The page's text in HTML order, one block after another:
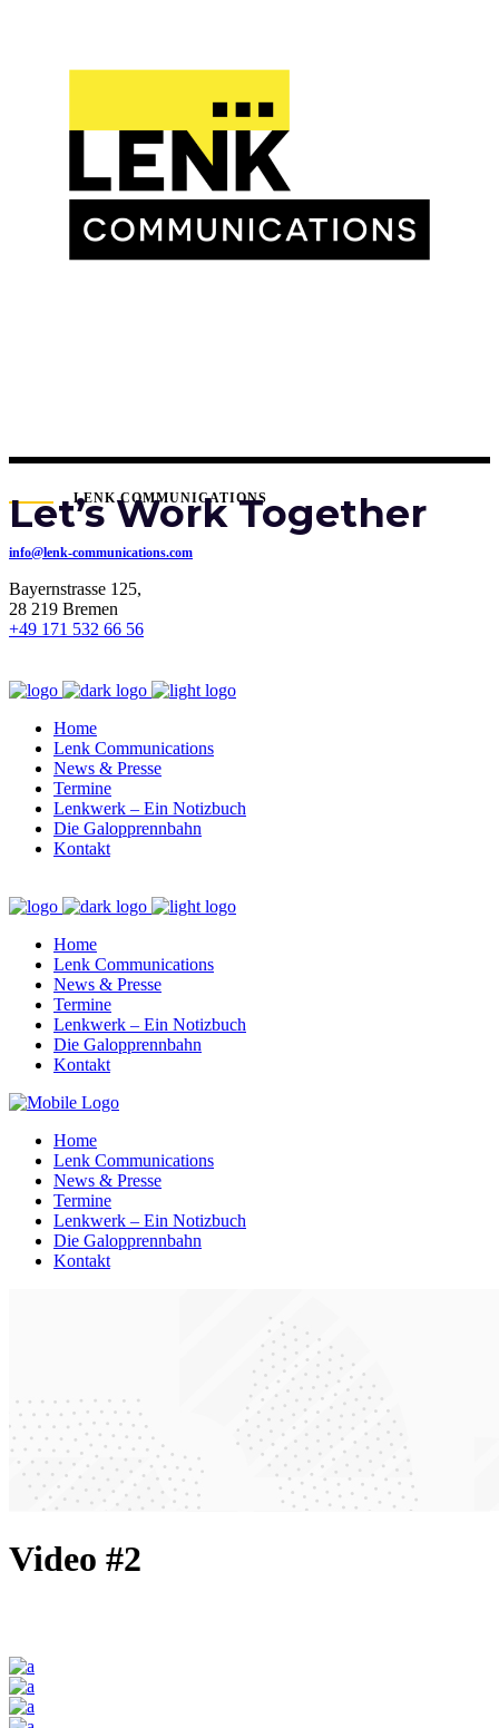
LENK COMMUNICATIONS
Let’s Work Together
info@lenk-communications.com
Bayernstrasse 125,
28 219 Bremen
+49 171 532 66 56
Home
Lenk Communications
News & Presse
Termine
Lenkwerk – Ein Notizbuch
Die Galopprennbahn
Kontakt
Home
Lenk Communications
News & Presse
Termine
Lenkwerk – Ein Notizbuch
Die Galopprennbahn
Kontakt
Home
Lenk Communications
News & Presse
Termine
Lenkwerk – Ein Notizbuch
Die Galopprennbahn
Kontakt
Video #2